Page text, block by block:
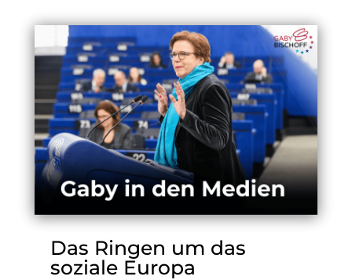
Das Ringen um das
soziale Europa